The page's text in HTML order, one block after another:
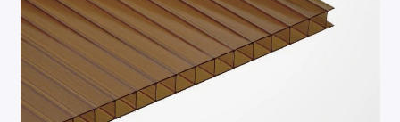
Сэлмакс Групп,
Беларусь
Двойная, стабилизатор в
структуре и напылённый
слой
Толщина UV слоя
50 микрон
Защитная плёнка
Крепление